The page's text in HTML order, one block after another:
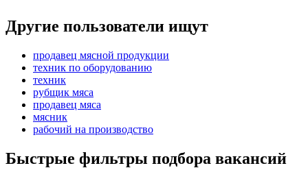
Другие пользователи ищут
продавец мясной продукции
техник по оборудованию
техник
рубщик мяса
продавец мяса
мясник
рабочий на производство
Быстрые фильтры подбора вакансий